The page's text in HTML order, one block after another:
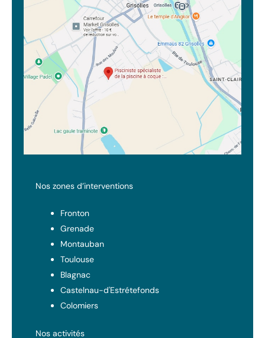
Nos zones d’interventions
Fronton
Grenade
Montauban
Toulouse
Blagnac
Castelnau-d'Estrétefonds
Colomiers
Nos activités